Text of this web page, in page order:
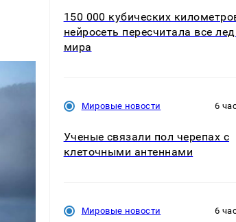
150 000 кубических
нейросеть пересчитала все
мира
Мировые новости 6
Ученые связали пол черепах с
клеточными антеннами
Мировые новости 6